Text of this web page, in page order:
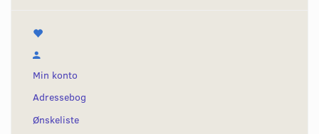
Min konto
Adressebog
Ønskeliste